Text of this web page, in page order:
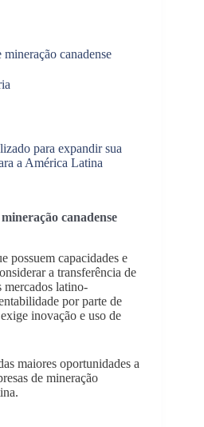
canadense
para expandir sua
a América Latina
canadense
possuem capacidades e
a transferência de
mercados latino-
por parte de
inovação e uso de
maiores oportunidades a
de mineração